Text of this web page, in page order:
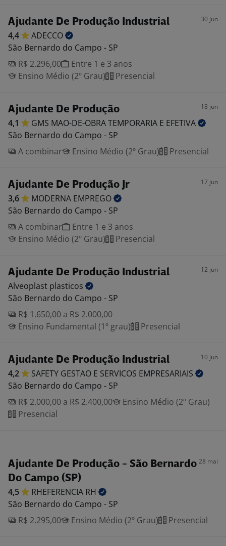
Ajudante De Produção Industrial 30 jun
4,4
ADECCO
São Bernardo do Campo - SP
R$ 2.296,00
Entre 1 e 3 anos
Ensino Médio (2º Grau)
Presencial
Ajudante De Produção 18 jun
4,1 GMS MAO-DE-OBRA TEMPORARIA E EFETIVA
São Bernardo do Campo - SP
A combinar
Ensino Médio (2º Grau) Presencial
Ajudante De Produção Jr 17 jun
3,6 MODERNA EMPREGO
São Bernardo do Campo - SP
A combinar
Entre 1 e 3 anos
Ensino Médio (2º Grau)
Presencial
Ajudante De Produção Industrial 12 jun
Alveoplast plasticos
São Bernardo do Campo - SP
R$ 1.650,00 a R$ 2.000,00
Ensino Fundamental (1º grau)
Presencial
Ajudante De Produção Industrial 10 jun
4,2 SAFETY GESTAO E SERVICOS EMPRESARIAIS
São Bernardo do Campo - SP
R$ 2.000,00 a R$ 2.400,00
Ensino Médio (2º Grau)
Presencial
Ajudante De Produção - São Bernardo
Do Campo (SP)
28 mai
4,5 RHEFERENCIA RH
São Bernardo do Campo - SP
R$ 2.295,00
Ensino Médio (2º Grau) Presencial